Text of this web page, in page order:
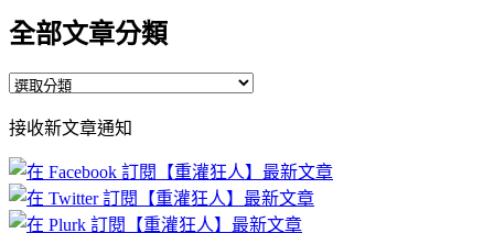
全部文章分類
全
文
章
分
類
接收新文章通知